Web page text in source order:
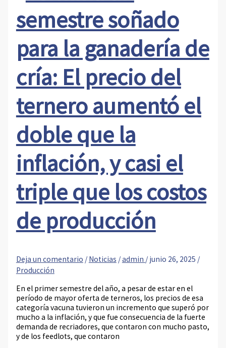
semestre soñado
para la ganadería de
cría: El precio del
ternero aumentó el
doble que la
inflación, y casi el
triple que los costos
de producción
Deja un comentario / Noticias /admin / junio 26, 2025 /
Producción
En el primer semestre del año, a pesar de estar en el
período de mayor oferta de terneros, los precios de esa
categoría vacuna tuvieron un incremento que superó por
mucho a la inflación, y que fue consecuencia de la fuerte
demanda de recriadores, que contaron con mucho pasto,
y de los feedlots, que contaron